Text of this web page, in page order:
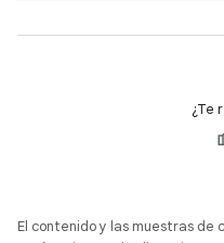
¿Te
El contenido y las muestras de